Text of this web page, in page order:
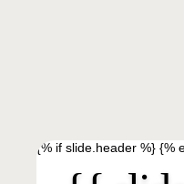
{% if slide.header %} {%